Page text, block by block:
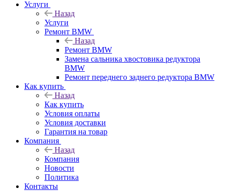
Услуги
Назад
Услуги
Ремонт BMW
Назад
Ремонт BMW
Замена сальника хвостовика редуктора
BMW
Ремонт переднего заднего редуктора BMW
Как купить
Назад
Как купить
Условия оплаты
Условия доставки
Гарантия на товар
Компания
Назад
Компания
Новости
Политика
Контакты